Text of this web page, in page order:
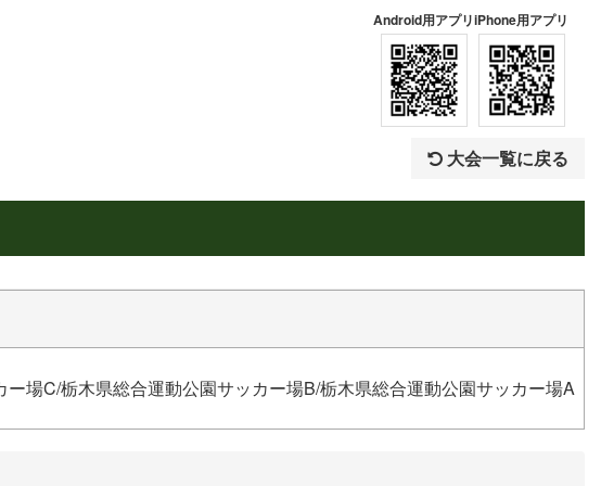
Android用アプリiPhone用アプリ
大会一覧に戻る
場C/栃木県総合運動公園サッカー場B/栃木県総合運動公園サッカー場A